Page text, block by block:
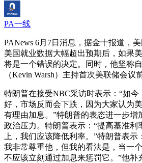
PA一线
PANews 6月7日消息，据金十报道，
美国就业数据大幅超出预期后，如果
将是一个错误的决定。同时，他坚称
（Kevin Warsh）主持首次美联储会议
特朗普在接受NBC采访时表示：“如今
好，市场反而会下跌，因为大家认为
有理由加息。”特朗普的表态进一步增
政治压力。特朗普表示：“提高基准利
上，我们应该降低利率。”特朗普表示
我非常尊重他，但我的看法是，当一
不应该立刻通过加息来惩罚它。”他补